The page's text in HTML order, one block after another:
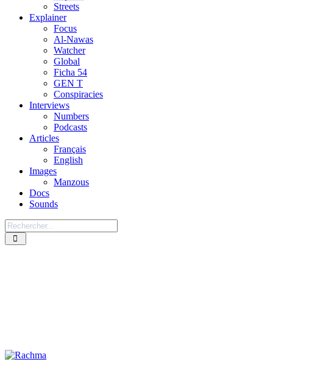
Streets
Explainer
Focus
Al-Nawas
Watcher
Global
Ficha 54
GEN T
Conspiracies
Interviews
Numbers
Podcasts
Articles
Français
English
Images
Manzous
Docs
Sounds